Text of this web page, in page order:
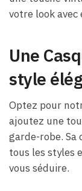
votre look
Une
style
Optez pour
ajoutez une
garde-robe. Sa
tous les styles
vous séduire.